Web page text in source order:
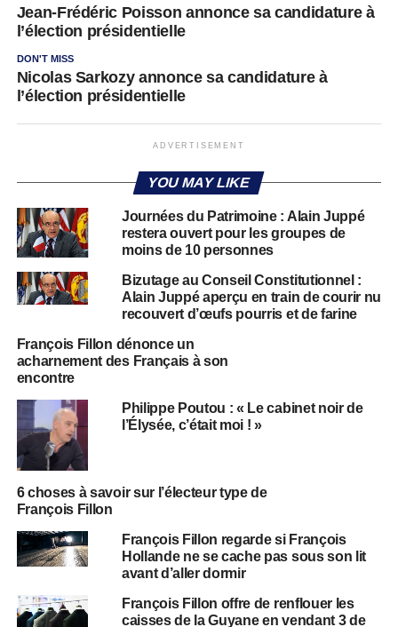
Jean-Frédéric Poisson annonce sa candidature à
l’élection présidentielle
DON'T MISS
Nicolas Sarkozy annonce sa candidature à
l’élection présidentielle
ADVERTISEMENT
YOU MAY LIKE
Journées du Patrimoine : Alain Juppé
restera ouvert pour les groupes de
moins de 10 personnes
Bizutage au Conseil Constitutionnel :
Alain Juppé aperçu en train de courir nu
recouvert d’œufs pourris et de farine
François Fillon dénonce un
acharnement des Français à son
encontre
Philippe Poutou : « Le cabinet noir de
l’Élysée, c’était moi ! »
6 choses à savoir sur l’électeur type de
François Fillon
François Fillon regarde si François
Hollande ne se cache pas sous son lit
avant d’aller dormir
François Fillon offre de renflouer les
caisses de la Guyane en vendant 3 de